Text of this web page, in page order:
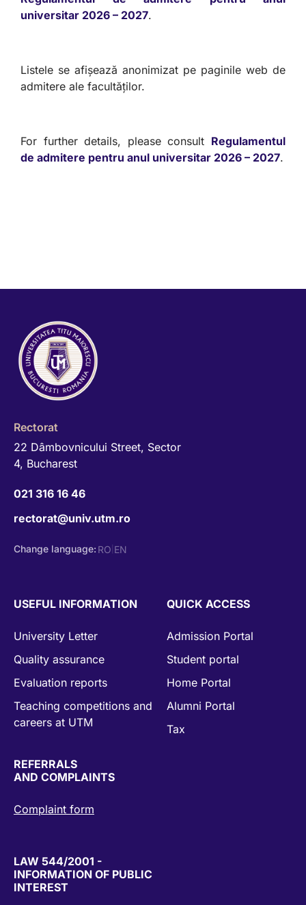
universitar 2026 – 2027.
Listele se afișează anonimizat pe paginile web de
admitere ale facultăților.
For further details, please consult Regulamentul
de admitere pentru anul universitar 2026 – 2027.
Rectorat
22 Dâmbovnicului Street, Sector
4, Bucharest
021 316 16 46
rectorat@univ.utm.ro
Change language: RO EN
USEFUL INFORMATION
University Letter
Quality assurance
Evaluation reports
Teaching competitions and
careers at UTM
QUICK ACCESS
Admission Portal
Student portal
Home Portal
Alumni Portal
Tax
REFERRALS
AND COMPLAINTS
Complaint form
LAW 544/2001 -
INFORMATION OF PUBLIC
INTEREST